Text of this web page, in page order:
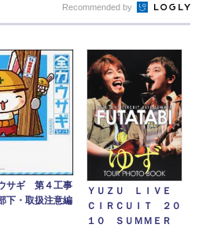
Recommended by
サギ 第４工事
下・取扱注意編
ＹＵＺＵ ＬＩＶＥ
ＣＩＲＣＵＩＴ ２０
１０ ＳＵＭＭＥＲ